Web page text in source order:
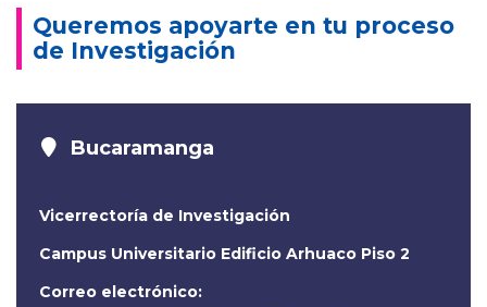
Queremos apoyarte en tu proceso
de Investigación
Bucaramanga
Vicerrectoría de Investigación
Campus Universitario Edificio Arhuaco Piso 2
Correo electrónico: